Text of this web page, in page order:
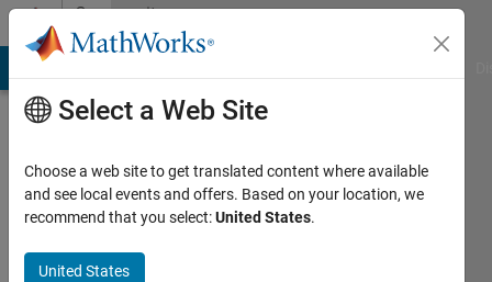
Skip to contentCommunity
Profile
Last
Select a Web Site
Choose a web site to get translated content where available
and see local events and offers. Based on your location, we
recommend that you select:United States.
United States